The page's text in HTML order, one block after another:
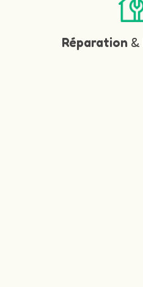
Réparation &